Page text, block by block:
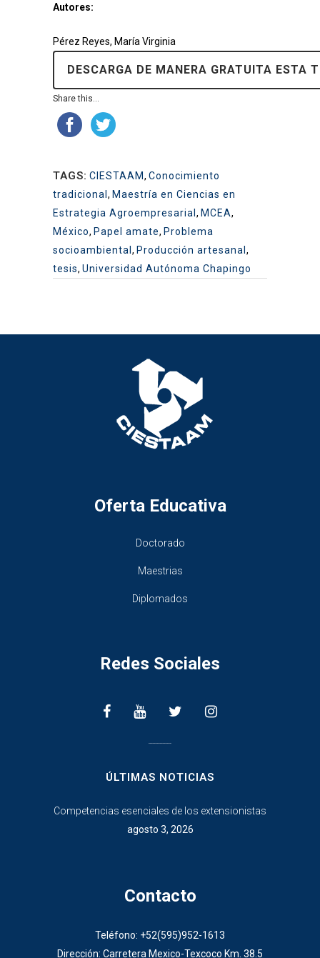
Autores:
Pérez Reyes, María Virginia
DESCARGA DE MANERA GRATUITA ESTA
Share this...
TAGS: CIESTAAM, Conocimiento
tradicional , Maestría en Ciencias en
Estrategia Agroempresarial , MCEA,
México, Papel amate, Problema
socioambiental , Producción artesanal ,
tesis, Universidad Autónoma Chapingo
Oferta Educativa
Doctorado
Maestrias
Diplomados
Redes Sociales
ÚLTIMAS NOTICIAS
Competencias esenciales de los extensionistas
agosto 3, 2026
Contacto
Teléfono: +52(595)952-1613
Dirección: Carretera Mexico-Texcoco Km. 38.5